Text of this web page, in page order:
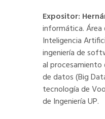
Expositor:
informática. Área
Inteligencia
ingeniería de
al procesamiento
de datos (Big
tecnología de
de Ingeniería UP.